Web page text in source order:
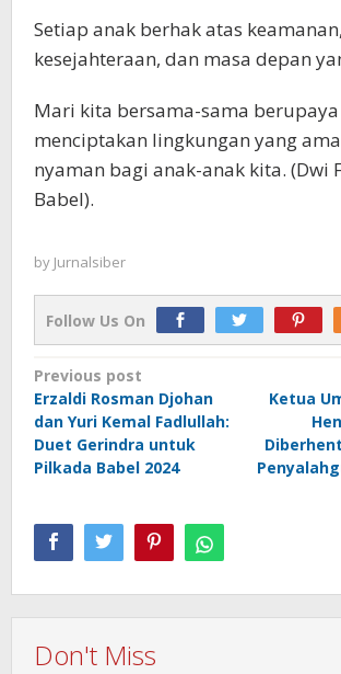
Setiap anak berhak atas keamanan,
kesejahteraan, dan masa depan
Mari kita bersama-sama
menciptakan lingkungan yang
nyaman bagi anak-anak kita. (Dwi
Babel).
by Jurnalsiber
Follow Us On
Post
navigation
Previous post
Erzaldi Rosman Djohan
dan Yuri Kemal Fadlullah:
Duet Gerindra untuk
Pilkada Babel 2024
Ketua
Don't Miss